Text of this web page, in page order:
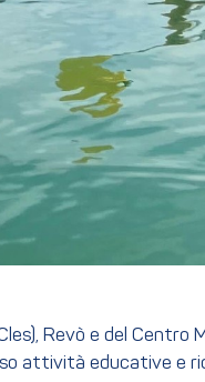
Revò e del Centro
attività educative